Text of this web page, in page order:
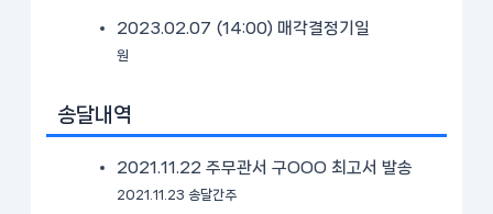
2023.02.07 (14:00) 매각결정기일
원
송달내역
2021.11.22 주무관서 구OOO 최고서 발송
2021.11.23 송달간주